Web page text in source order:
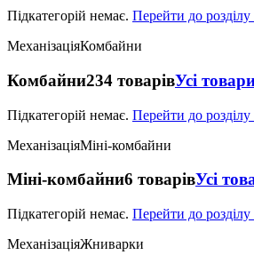
Підкатегорій немає. Перейти до
МеханізаціяКомбайни
Комбайни234 товарівУсі
Підкатегорій немає. Перейти до
МеханізаціяМіні-комбайни
Міні-комбайни6 товарівУсі
Підкатегорій немає. Перейти до
МеханізаціяЖниварки